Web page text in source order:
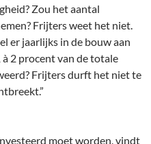
Zou het aantal
Frijters weet het niet.
er jaarlijks in de bouw aan
2 procent van de totale
Frijters durft het niet te
moet worden, vindt